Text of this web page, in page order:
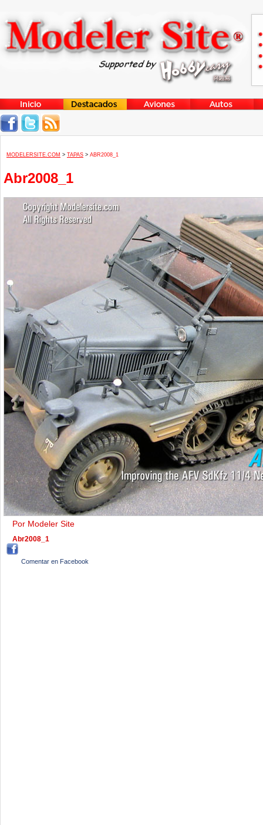
MODELERSITE.COM > TAPAS > ABR2008_1
Abr2008_1
Por Modeler Site
Abr2008_1
Comentar en Facebook